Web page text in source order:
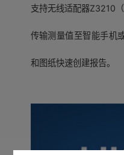
支持无线适配器Z3210（
传输测量值至智能手机
和图纸快速创建报告。